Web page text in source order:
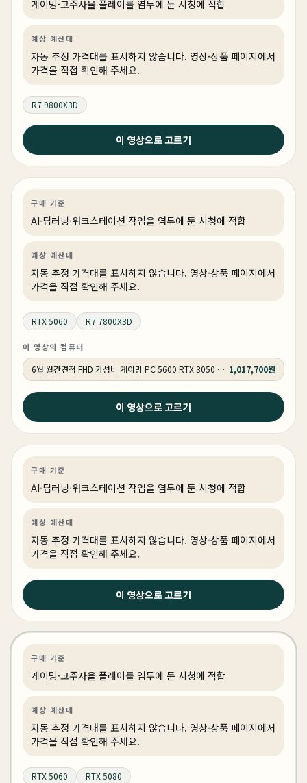
게이밍·고주사율 플레이를 염두에 둔 시청에 적합
예상 예산대
자동 추정 가격대를 표시하지 않습니다. 영상·상품 페이지에서
가격을 직접 확인해 주세요.
R7 9800X3D
이 영상으로 고르기
AI·딥러닝
2026년 6월 24일
2026 상반기 최고의 아웃풋 리안리 O11 VISION-M 최대
한 컴팩트하게! 디자인 퀄리티는 지키면서 쿨링성능 확장
성 다 놓치지 않은 시스템 입니다.
구매 기준
AI·딥러닝·워크스테이션 작업을 염두에 둔 시청에 적합
예상 예산대
자동 추정 가격대를 표시하지 않습니다. 영상·상품 페이지에서
가격을 직접 확인해 주세요.
RTX 5060 R7 7800X3D
이 영상의 컴퓨터
6월 월간견적 FHD 가성비 게이밍 PC 5600 RTX 3050 GY509 1,017,700원
이 영상으로 고르기
AI·딥러닝
2026년 6월 23일
3억짜리 AI 서버 만들기
구매 기준
AI·딥러닝·워크스테이션 작업을 염두에 둔 시청에 적합
예상 예산대
자동 추정 가격대를 표시하지 않습니다. 영상·상품 페이지에서
가격을 직접 확인해 주세요.
이 영상으로 고르기
2026년 6월 23일
내컴퓨터 그래도 PC방보다는 좋아야 하지 않을까요 ? #월
간견적 #gamingpc #PC추천
구매 기준
게이밍·고주사율 플레이를 염두에 둔 시청에 적합
예상 예산대
자동 추정 가격대를 표시하지 않습니다. 영상·상품 페이지에서
가격을 직접 확인해 주세요.
RTX 5060 RTX 5080